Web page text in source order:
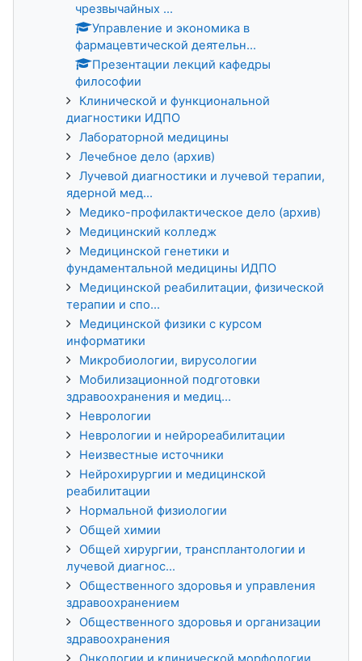
чрезвычайных ...
Управление и экономика в
фармацевтической деятельн...
Презентации лекций кафедры
философии
Клинической и функциональной
диагностики ИДПО
Лабораторной медицины
Лечебное дело (архив)
Лучевой диагностики и лучевой терапии,
ядерной мед...
Медико-профилактическое дело (архив)
Медицинский колледж
Медицинской генетики и
фундаментальной медицины ИДПО
Медицинской реабилитации, физической
терапии и спо...
Медицинской физики с курсом
информатики
Микробиологии, вирусологии
Мобилизационной подготовки
здравоохранения и медиц...
Неврологии
Неврологии и нейрореабилитации
Неизвестные источники
Нейрохирургии и медицинской
реабилитации
Нормальной физиологии
Общей химии
Общей хирургии, трансплантологии и
лучевой диагнос...
Общественного здоровья и управления
здравоохранением
Общественного здоровья и организации
здравоохранения